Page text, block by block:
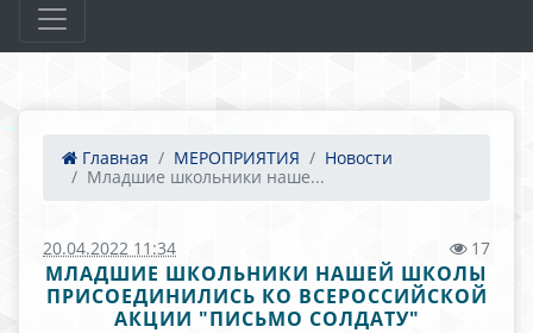
Главная МЕРОПРИЯТИЯ
Новости
Младшие школьники наше...
20.04.2022 11:34 17
МЛАДШИЕ ШКОЛЬНИКИ НАШЕЙ ШКОЛЫ
ПРИСОЕДИНИЛИСЬ КО ВСЕРОССИЙСКОЙ
АКЦИИ "ПИСЬМО СОЛДАТУ"